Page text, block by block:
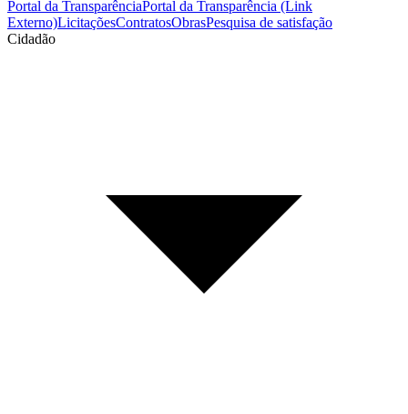
Portal da TransparênciaPortal da Transparência (Link
Externo)LicitaçõesContratosObrasPesquisa de satisfação
Cidadão